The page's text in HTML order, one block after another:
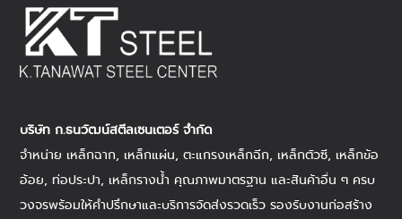
บริษัท ก.ธนวัฒน์สตีลเซนเตอร์ จำกัด
จำหน่าย เหล็กฉาก, เหล็กแผ่น, ตะแกรงเหล็กฉีก, เหล็กตัวซี, เหล็กข้อ
อ้อย, ท่อประปา, เหล็กรางน้ำ คุณภาพมาตรฐาน และสินค้าอื่น ๆ ครบ
วงจรพร้อมให้คำปรึกษาและบริการจัดส่งรวดเร็ว รองรับงานก่อสร้าง